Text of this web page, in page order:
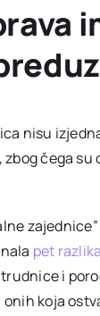
nisu
čega
zajednice”
pet razlika
i
onih koja